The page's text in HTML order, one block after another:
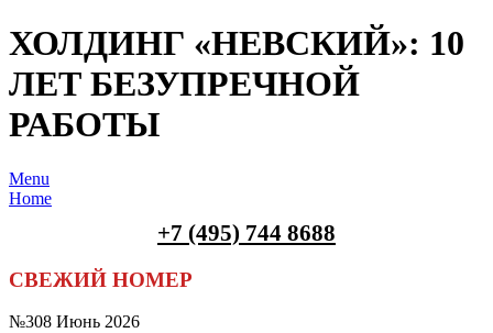
ХОЛДИНГ «НЕВСКИЙ»: 10
ЛЕТ БЕЗУПРЕЧНОЙ
РАБОТЫ
Menu
Home
+7 (495) 744 8688
СВЕЖИЙ НОМЕР
№308 Июнь 2026